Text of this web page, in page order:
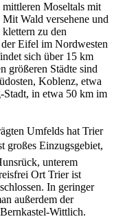
Moseltals mit
Wald versehene und
zu den
Eifel im Nordwesten
sich über 15 km
größeren Städte sind
Koblenz, etwa
in etwa 50 km im
Umfelds hat Trier
großes Einzugsgebiet,
unterem
Ort Trier ist
In geringer
außerdem der
Wittlich.